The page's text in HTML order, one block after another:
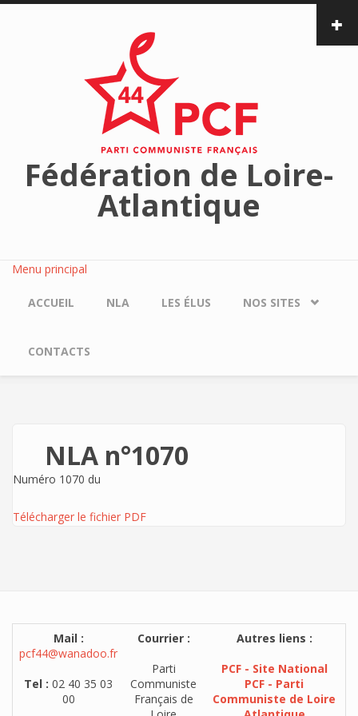
Aller au contenu principal
Fédération de Loire-
Atlantique
Menu principal
ACCUEIL NLA LES ÉLUS NOS SITES
CONTACTS
NLA n°1070
Numéro 1070 du
Télécharger le fichier PDF
Mail :
pcf44@wanadoo.fr
Tel : 02 40 35 03
00
Courrier :
Parti
Communiste
Français de
Autres liens :
PCF - Site National
PCF - Parti
Communiste de Loire